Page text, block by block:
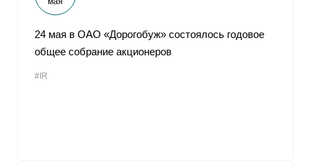
24 мая в ОАО «Дорогобуж» состоялось годовое
общее собрание акционеров
#IR